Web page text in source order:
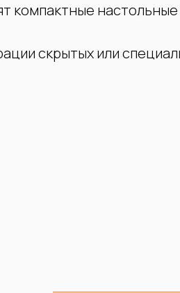
компактные
скрытых или